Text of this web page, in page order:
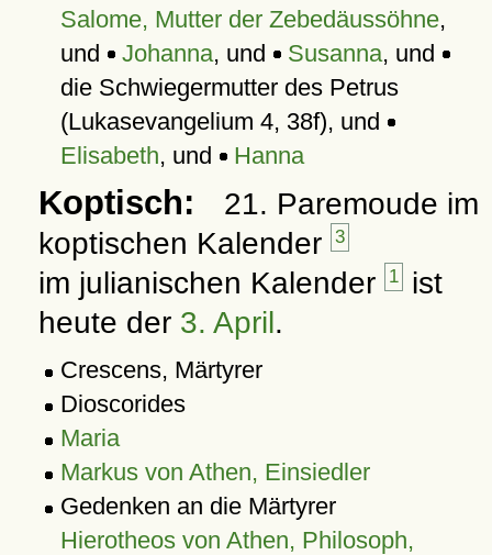
Salome, Mutter der Zebedäussöhne,
und
Johanna, und Susanna, und
die Schwiegermutter des Petrus
(Lukasevangelium 4, 38f), und
Elisabeth, und Hanna
Koptisch:
21. Paremoude im
koptischen Kalender
3
im julianischen Kalender 1 ist
heute der 3. April.
Crescens, Märtyrer
Dioscorides
Maria
Markus von Athen, Einsiedler
Gedenken an die Märtyrer
Hierotheos von Athen, Philosoph,